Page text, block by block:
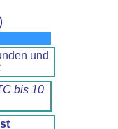
und
bis 10